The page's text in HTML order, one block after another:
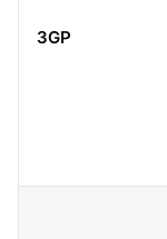
3GP